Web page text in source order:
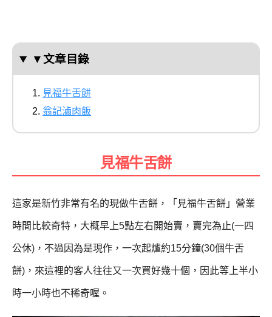
▼文章目錄
見福牛舌餅
翁記滷肉飯
見福牛舌餅
這家是新竹非常有名的現做牛舌餅 ， 「見福牛舌餅」 營業
時間比較奇特， 大概早上5點左右開始賣， 賣完為止(一四
公休)， 不過因為是現作， 一次起爐約15分鐘(30個牛舌
餅)， 來這裡的客人往往又一次買好幾十個， 因此等上半小
時一小時也不稀奇喔。